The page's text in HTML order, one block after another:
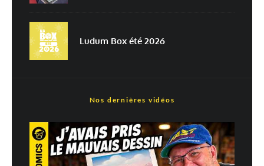
traitées
Ludum Box été 2026
Nos dernières vidéos